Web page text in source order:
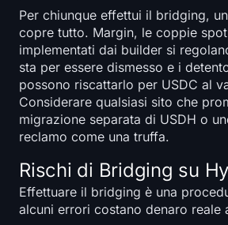
Per chiunque effettui il bridging,
copre tutto. Margin, le coppie
implementati dai builder si
sta per essere dismesso e i
possono riscattarlo per USDC al
Considerare qualsiasi sito che
migrazione separata di USDH o
reclamo come una truffa.
Rischi di Bridging su
Effettuare il bridging è una
alcuni errori costano denaro reale